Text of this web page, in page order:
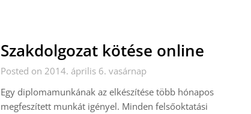
Szakdolgozat kötése online
Posted on 2014. április 6. vasárnap
Egy diplomamunkának az elkészítése több hónapos
megfeszített munkát igényel. Minden felsőoktatási